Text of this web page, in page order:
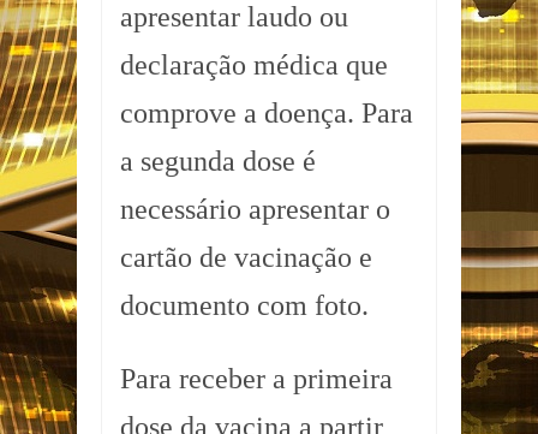
apresentar laudo ou
declaração médica que
comprove a doença. Para
a segunda dose é
necessário apresentar o
cartão de vacinação e
documento com foto.
Para receber a primeira
dose da vacina a partir